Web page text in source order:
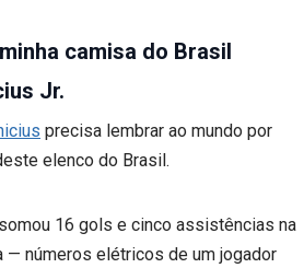
camisa do Brasil
Jr.
precisa lembrar ao mundo por
elenco do Brasil.
16 gols e cinco assistências na
— números elétricos de um jogador